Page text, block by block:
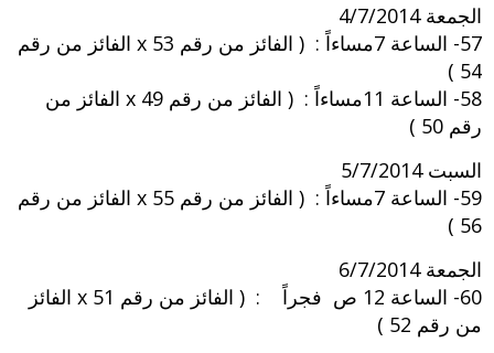
الجمعة 4/7/2014
57- الساعة 7مساءاً : ( الفائز من رقم 53 x الفائز من رقم
54 )
58- الساعة 11مساءاً : ( الفائز من رقم 49 x الفائز من
رقم 50 )
السبت 5/7/2014
59- الساعة 7مساءاً : ( الفائز من رقم 55 x الفائز من رقم
56 )
الجمعة 6/7/2014
60- الساعة 12 ص فجراً : ( الفائز من رقم 51 x الفائز
من رقم 52 )